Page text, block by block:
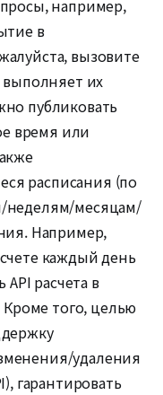
например,
в
вызовите
выполняет их
публиковать
время или
расписания (по
неделям/месяцам/
Например,
каждый день
расчета в
Кроме того, целью
удаления
гарантировать